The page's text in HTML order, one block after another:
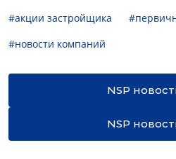
#акции застройщика
#новости компаний
NSP
NSP